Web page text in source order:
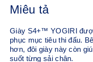
Miêu tả
Giày S4+™ YOGIRI
phục mục tiêu thi đấu.
hơn, đôi giày này còn
suốt từng sải chân.​